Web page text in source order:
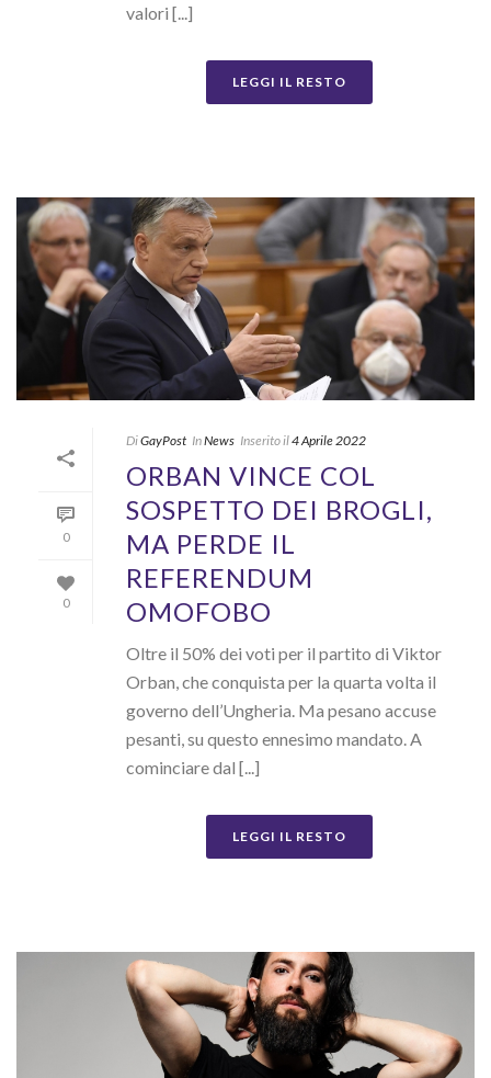
valori [...]
LEGGI IL RESTO
0
0
DiGayPost InNews Inserito il4 Aprile 2022
ORBAN VINCE COL
SOSPETTO DEI BROGLI,
MA PERDE IL
REFERENDUM
OMOFOBO
Oltre il 50% dei voti per il partito di Viktor
Orban, che conquista per la quarta volta il
governo dell’Ungheria. Ma pesano accuse
pesanti, su questo ennesimo mandato. A
cominciare dal [...]
LEGGI IL RESTO